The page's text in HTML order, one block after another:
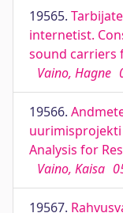
19565.
internetist.
sound carriers
Vaino, Hagne
19566.
uurimisprojekti
Analysis for
Vaino, Kaisa
19567.